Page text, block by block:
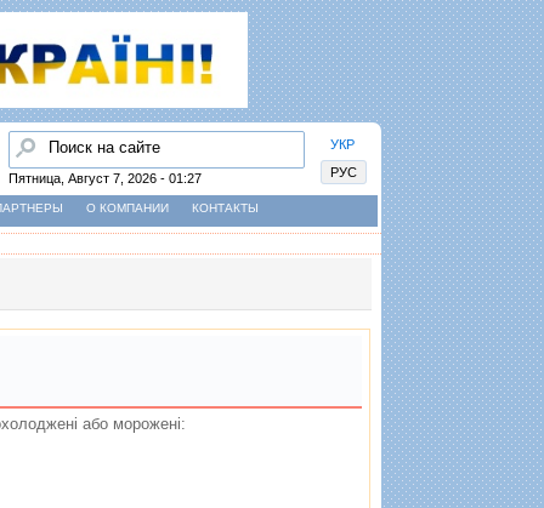
УКР
РУС
Найти
Пятница, Август 7, 2026 - 01:27
О КОМПАНИИ КОНТАКТЫ
або мороженi: